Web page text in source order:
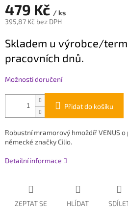
479 Kč / ks
395,87 Kč bez DPH
cena:
Skladem u výrobce/
pracovních dnů.
Možnosti doručení
Přidat do košíku
Robustní mramorový hmoždíř VENUS
německé značky Cilio.
Detailní informace
ZEPTAT SE HLÍDAT